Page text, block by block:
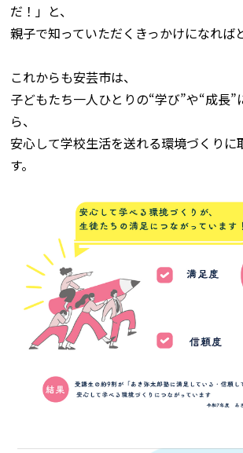
だ！」と、
親子で知っていただくきっかけになれば
これからも安芸市は、
子どもたち一人ひとりの“学び”や“成長”
ら、
安心して学校生活を送れる環境づくりに
す。